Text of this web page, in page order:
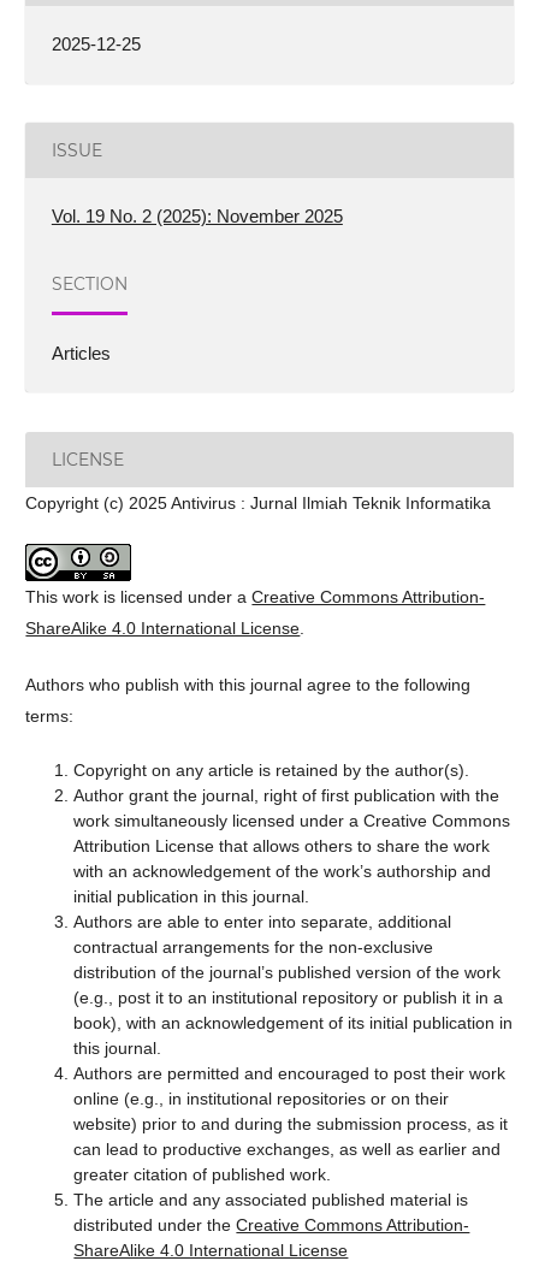
2025-12-25
ISSUE
Vol. 19 No. 2 (2025): November 2025
SECTION
Articles
LICENSE
Copyright (c) 2025 Antivirus : Jurnal Ilmiah Teknik Informatika
This work is licensed under aCreative Commons Attribution-
ShareAlike 4.0 International License
Authors who publish with this journal agree to the following
terms:
Copyright on any article is retained by the author(s).
Author grant the journal, right of first publication with the
work simultaneously licensed under a Creative Commons
Attribution License that allows others to share the work
with an acknowledgement of the work’s authorship and
initial publication in this journal.
Authors are able to enter into separate, additional
contractual arrangements for the non-exclusive
distribution of the journal’s published version of the work
(e.g., post it to an institutional repository or publish it in a
book), with an acknowledgement of its initial publication in
this journal.
Authors are permitted and encouraged to post their work
online (e.g., in institutional repositories or on their
website) prior to and during the submission process, as it
can lead to productive exchanges, as well as earlier and
greater citation of published work.
The article and any associated published material is
distributed under theCreative Commons Attribution-
ShareAlike 4.0 International License